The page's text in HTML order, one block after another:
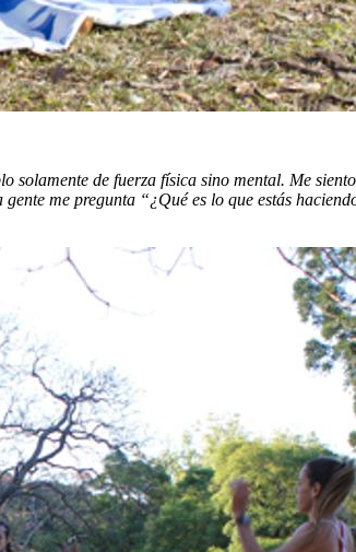
de fuerza física sino mental. Me
me pregunta “¿Qué es lo que estás